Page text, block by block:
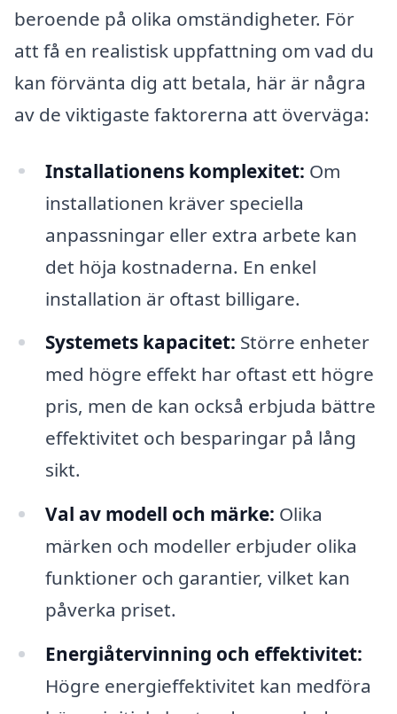
beroende på olika omständigheter. För
att få en realistisk uppfattning om vad du
kan förvänta dig att betala, här är några
av de viktigaste faktorerna att överväga:
Installationens komplexitet: Om
installationen kräver speciella
anpassningar eller extra arbete kan
det höja kostnaderna. En enkel
installation är oftast billigare.
Systemets kapacitet: Större enheter
med högre effekt har oftast ett högre
pris, men de kan också erbjuda bättre
effektivitet och besparingar på lång
sikt.
Val av modell och märke: Olika
märken och modeller erbjuder olika
funktioner och garantier, vilket kan
påverka priset.
Energiåtervinning och effektivitet:
Högre energieffektivitet kan medföra